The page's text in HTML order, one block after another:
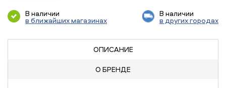
В наличии
в ближайших магазинах
В наличии
в других городах
ОПИСАНИЕ
О БРЕНДЕ